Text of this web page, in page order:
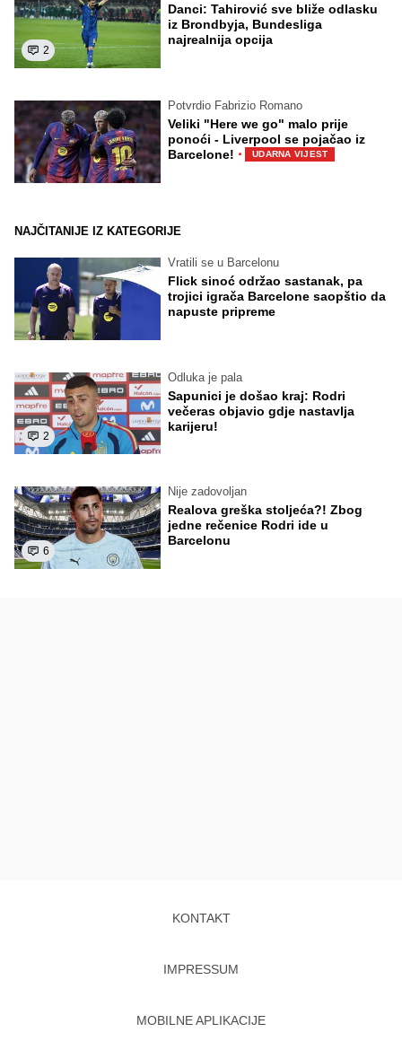
2
Danci: Tahirović sve bliže odlasku
iz Brondbyja, Bundesliga
najrealnija opcija
Potvrdio Fabrizio Romano
Veliki "Here we go" malo prije
ponoći - Liverpool se pojačao iz
Barcelone! · UDARNA VIJEST
NAJČITANIJE IZ KATEGORIJE
Vratili se u Barcelonu
Flick sinoć održao sastanak, pa
trojici igrača Barcelone saopštio da
napuste pripreme
2
Odluka je pala
Sapunici je došao kraj: Rodri
večeras objavio gdje nastavlja
karijeru!
6
Nije zadovoljan
Realova greška stoljeća?! Zbog
jedne rečenice Rodri ide u
Barcelonu
KONTAKT
IMPRESSUM
MOBILNE APLIKACIJE